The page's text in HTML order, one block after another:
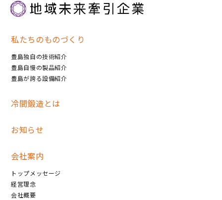
私たちのものづくり
豊島独自の技術紹介
豊島自慢の製品紹介
豊島が誇る設備紹介
冷間鍛造とは
お知らせ
会社案内
トップメッセージ
経営理念
会社概要